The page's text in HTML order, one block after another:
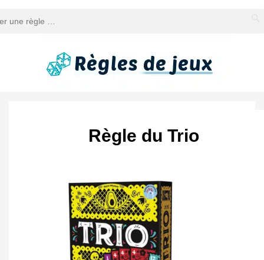
Règle du Trio